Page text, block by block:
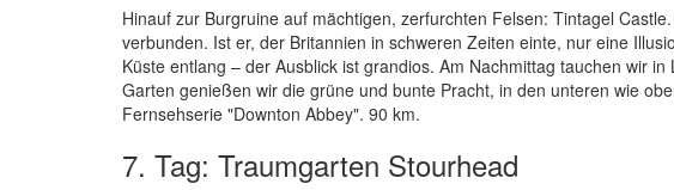
Hinauf zur Burgruine auf mächtigen, zerfurchten Felsen: Tintagel
verbunden. Ist er, der Britannien in schweren Zeiten einte, nur eine
Küste entlang – der Ausblick ist grandios. Am Nachmittag tauchen wir
Garten genießen wir die grüne und bunte Pracht, in den unteren wie
Fernsehserie "Downton Abbey". 90 km.
7. Tag: Traumgarten Stourhead